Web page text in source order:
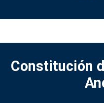
Constitución